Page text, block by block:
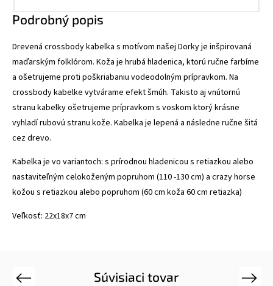
Podrobný popis
Drevená crossbody kabelka s motívom našej Dorky je inšpirovaná
maďarským folklórom. Koža je hrubá hladenica, ktorú ručne farbíme
a ošetrujeme proti poškriabaniu vodeodolným prípravkom. Na
crossbody kabelke vytvárame efekt šmúh. Takisto aj vnútornú
stranu kabelky ošetrujeme prípravkom s voskom ktorý krásne
vyhladí rubovú stranu kože. Kabelka je lepená a následne ručne šitá
cez drevo.
Kabelka je vo variantoch: s prírodnou hladenicou s retiazkou alebo
nastaviteľným celokoženým popruhom (110 -130 cm) a crazy horse
kožou s retiazkou alebo popruhom (60 cm koža 60 cm retiazka)
Veľkosť: 22x18x7 cm
Súvisiaci tovar
Previous Next